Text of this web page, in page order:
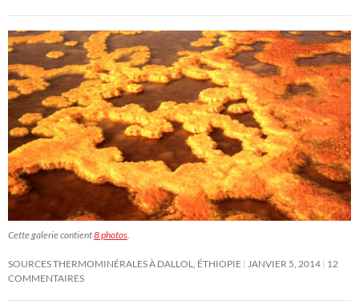
Cette galerie contient8 photos
SOURCES THERMOMINÉRALES À DALLOL, ÉTHIOPIE JANVIER 5, 2014 12
COMMENTAIRES